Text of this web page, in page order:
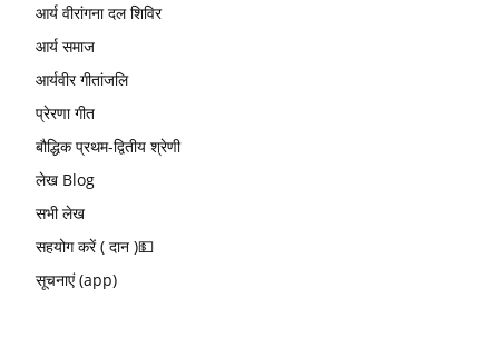
आर्य वीरांगना दल शिविर
आर्य समाज
आर्यवीर गीतांजलि
प्रेरणा गीत
बौद्धिक प्रथम-द्वितीय श्रेणी
लेख Blog
सभी लेख
सहयोग करें ( दान )💵
सूचनाएं (app)